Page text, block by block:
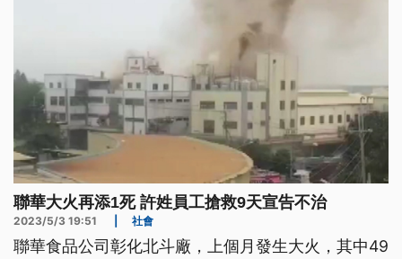
聯華大火再添1死 許姓員工搶救9天宣告不治
2023/5/3 19:51 社會
聯華食品公司彰化北斗廠，上個月發生大火，其中49